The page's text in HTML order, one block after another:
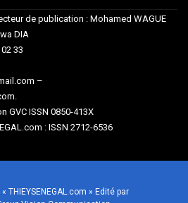
de publication : Mohamed WAGUE
DIA
33
–
GVC ISSN 0850-413X
: ISSN 2712-6536
THIEYSENEGAL.com » Edité par